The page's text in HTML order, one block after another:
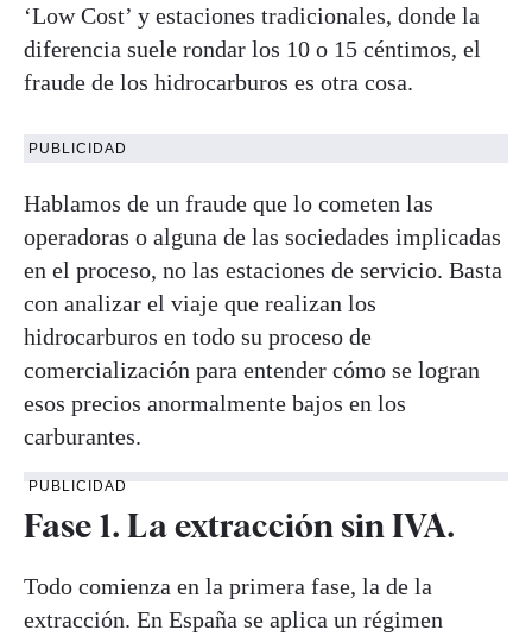
‘Low Cost’ y estaciones tradicionales, donde la
diferencia suele rondar los 10 o 15 céntimos, el
fraude de los hidrocarburos es otra cosa.
PUBLICIDAD
Hablamos de un fraude que lo cometen las
operadoras o alguna de las sociedades implicadas
en el proceso, no las estaciones de servicio. Basta
con analizar el viaje que realizan los
hidrocarburos en todo su proceso de
comercialización para entender cómo se logran
esos precios anormalmente bajos en los
carburantes.
PUBLICIDAD
Fase 1. La extracción sin IVA.
Todo comienza en la primera fase, la de la
extracción. En España se aplica un régimen